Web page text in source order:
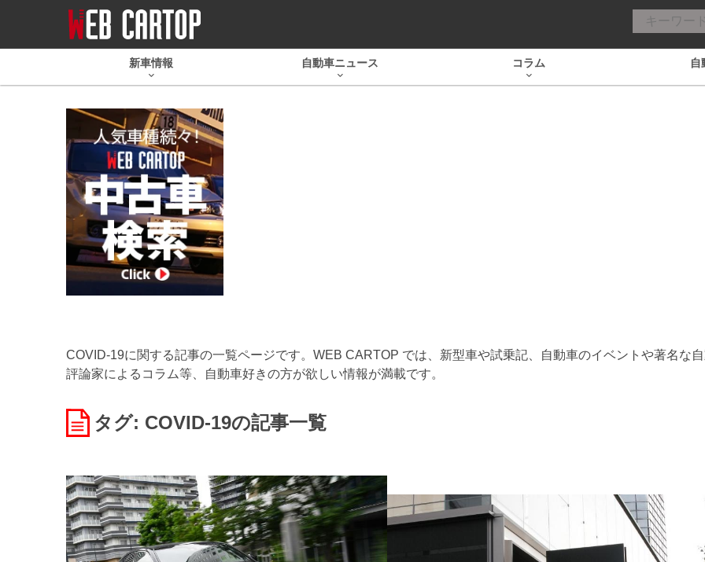
新車情報 自動車ニュース コラム 自
COVID-19に関する記事の一覧ページです。WEB CARTOP では、新型車や試乗記、自動車のイベントや著名な
評論家によるコラム等、自動車好きの方が欲しい情報が満載です。
タグ: COVID-19の記事一覧